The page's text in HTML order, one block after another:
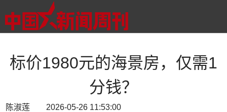
标价1980元的海景房，仅需1
分钱？
陈淑莲 2026-05-26 11:53:00